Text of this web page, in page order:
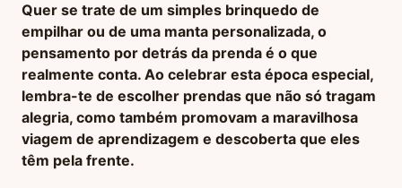
Quer se trate de um simples brinquedo de
empilhar ou de uma manta personalizada, o
pensamento por detrás da prenda é o que
realmente conta. Ao celebrar esta época especial,
lembra-te de escolher prendas que não só tragam
alegria, como também promovam a maravilhosa
viagem de aprendizagem e descoberta que eles
têm pela frente.